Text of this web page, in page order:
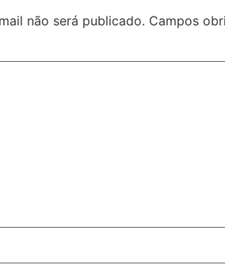
não será publicado. Campos